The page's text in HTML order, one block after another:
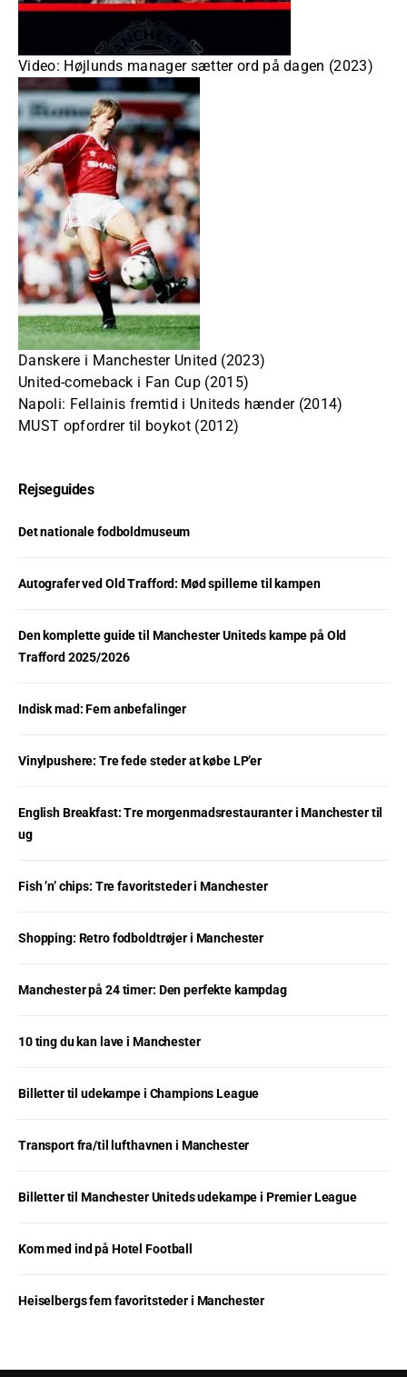
Video: Højlunds manager sætter ord på dagen (2023)
Danskere i Manchester United (2023)
United-comeback i Fan Cup (2015)
Napoli: Fellainis fremtid i Uniteds hænder (2014)
MUST opfordrer til boykot (2012)
Rejseguides
Det nationale fodboldmuseum
Autografer ved Old Trafford: Mød spillerne til kampen
Den komplette guide til Manchester Uniteds kampe på Old
Trafford 2025/2026
Indisk mad: Fem anbefalinger
Vinylpushere: Tre fede steder at købe LP’er
English Breakfast: Tre morgenmadsrestauranter i Manchester til
ug
Fish ’n’ chips: Tre favoritsteder i Manchester
Shopping: Retro fodboldtrøjer i Manchester
Manchester på 24 timer: Den perfekte kampdag
10 ting du kan lave i Manchester
Billetter til udekampe i Champions League
Transport fra/til lufthavnen i Manchester
Billetter til Manchester Uniteds udekampe i Premier League
Kom med ind på Hotel Football
Heiselbergs fem favoritsteder i Manchester